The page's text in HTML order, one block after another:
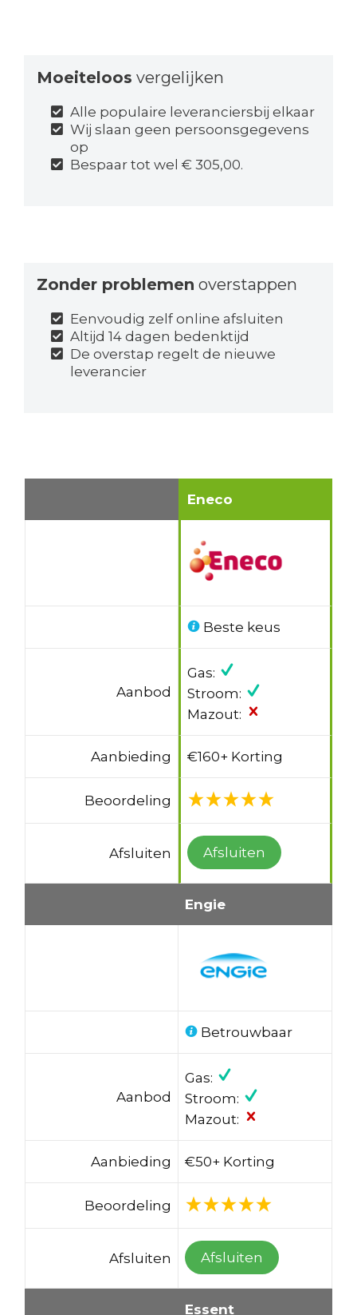
Moeiteloos vergelijken
Alle populaire leveranciersbij elkaar
Wij slaan geen persoonsgegevens
op
Bespaar tot wel € 305,00.
Zonder problemen overstappen
Eenvoudig zelf online afsluiten
Altijd 14 dagen bedenktijd
De overstap regelt de nieuwe
leverancier
Eneco
Beste keus
Aanbod
Gas:
Stroom:
Mazout:
Aanbieding €160+ Korting
Beoordeling
Afsluiten Afsluiten
Engie
Betrouwbaar
Aanbod
Gas:
Stroom:
Mazout:
Aanbieding €50+ Korting
Beoordeling
Afsluiten Afsluiten
Essent